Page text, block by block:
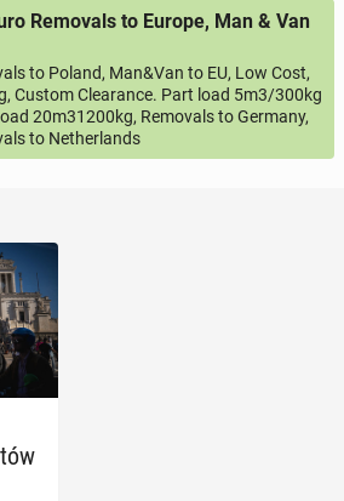
Removals to Europe, Man & Van
to Poland, Man&Van to EU, Low Cost,
Custom Clearance. Part load 5m3/300kg
20m31200kg, Removals to Germany,
to Netherlands